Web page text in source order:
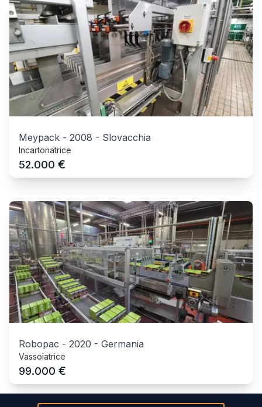
Meypack - 2008 - Slovacchia
Incartonatrice
52.000 €
Robopac - 2020 - Germania
Vassoiatrice
99.000 €